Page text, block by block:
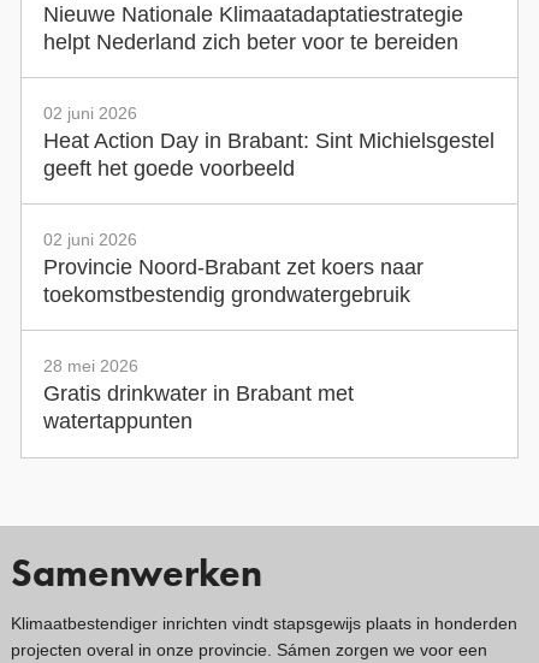
Nieuwe Nationale Klimaatadaptatiestrategie
helpt Nederland zich beter voor te bereiden
02 juni 2026
Heat Action Day in Brabant: Sint Michielsgestel
geeft het goede voorbeeld
02 juni 2026
Provincie Noord-Brabant zet koers naar
toekomstbestendig grondwatergebruik
28 mei 2026
Gratis drinkwater in Brabant met
watertappunten
Samenwerken
Klimaatbestendiger inrichten vindt stapsgewijs plaats in honderden
projecten overal in onze provincie. Sámen zorgen we voor een